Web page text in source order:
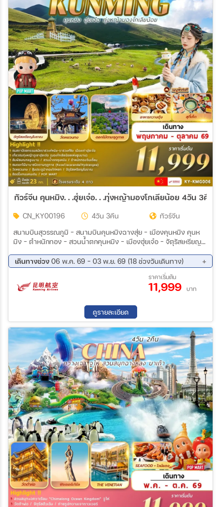
ทัวร์จีน คุนหมิง. . .ฮุ่ยเจ๋อ. . .ทุ่งหญ้ามองโกเลียน้อย 4วัน 3คืน
CN_KY00196 4วัน 3คืน
ทัวร์จีน
สนามบินสุวรรณภูมิ – สนามบินคุนหมิงฉางสุ่ย – เมืองคุนหมิง คุนห
มิง – ตำหนักทอง – สวนน้ำตกคุนหมิง – เมืองฮุ่ยเจ๋อ – จัตุรัสเหรียญ
มิง – ร้านหยก – ประตูม้า ทอง ไก่ หยก – ช้อปปิ้งถนนคนเดิน – POP
MART คุนหมิง – วัดหยวนทง – สวนดอกไม้ตามฤดูกาล – ร้านบัวหิมะ
เดินทางช่วง 06 พ.ค. 69 - 03 พ.ย. 69 (18 ช่วงวันเดินทาง)
14 ส.ค. 69 - 17 ส.ค. 69
18 ส.ค. 69 - 21 ส.ค. 69
22 ส.ค. 69 - 25 ส.ค. 69
26 ส.ค. 69 - 29 ส.ค. 69
30 ส.ค. 69 - 02 ก.ย. 69
07 ก.ย. 69 - 10 ก.ย. 69
14 ก.ย. 69 - 17 ก.ย. 69
16 ก.ย. 69 - 19 ก.ย. 69
22 ก.ย. 69 - 25 ก.ย. 69
24 ก.ย. 69 - 27 ก.ย. 69
11 ต.ค. 69 - 14 ต.ค. 69
18 ต.ค. 69 - 21 ต.ค. 69
22 ต.ค. 69 - 25 ต.ค. 69
27 ต.ค. 69 - 30 ต.ค. 69
31 ต.ค. 69 - 03 พ.ย. 69
ราคาเริ่มต้น
11,999 บาท
ดูรายละเอียด